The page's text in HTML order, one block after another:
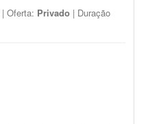
| Oferta: Privado | Duração